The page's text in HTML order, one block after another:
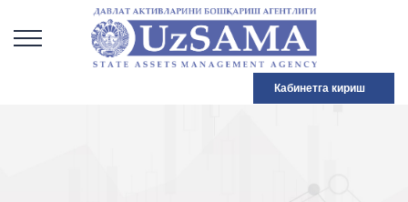
Кабинетга кириш